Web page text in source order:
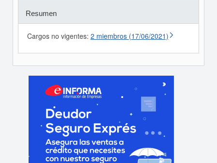
Resumen
Cargos no vigentes: 2 miembros (17/06/2021)